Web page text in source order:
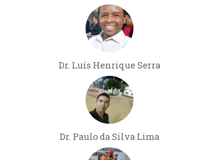
Dr. Luís Henrique Serra
Dr. Paulo da Silva Lima